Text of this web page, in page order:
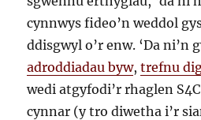
cynnwys fideo’n weddol
ddisgwyl o’r enw. ‘Da ni’n
adroddiadau byw,trefnu
wedi atgyfodi’r rhaglen
cynnar (y tro diwetha i’r